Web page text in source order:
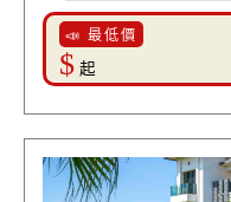
📣 最低價
$ 起